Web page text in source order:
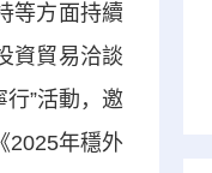
等方面持續
資貿易洽談
”活動，邀
2025年穩外